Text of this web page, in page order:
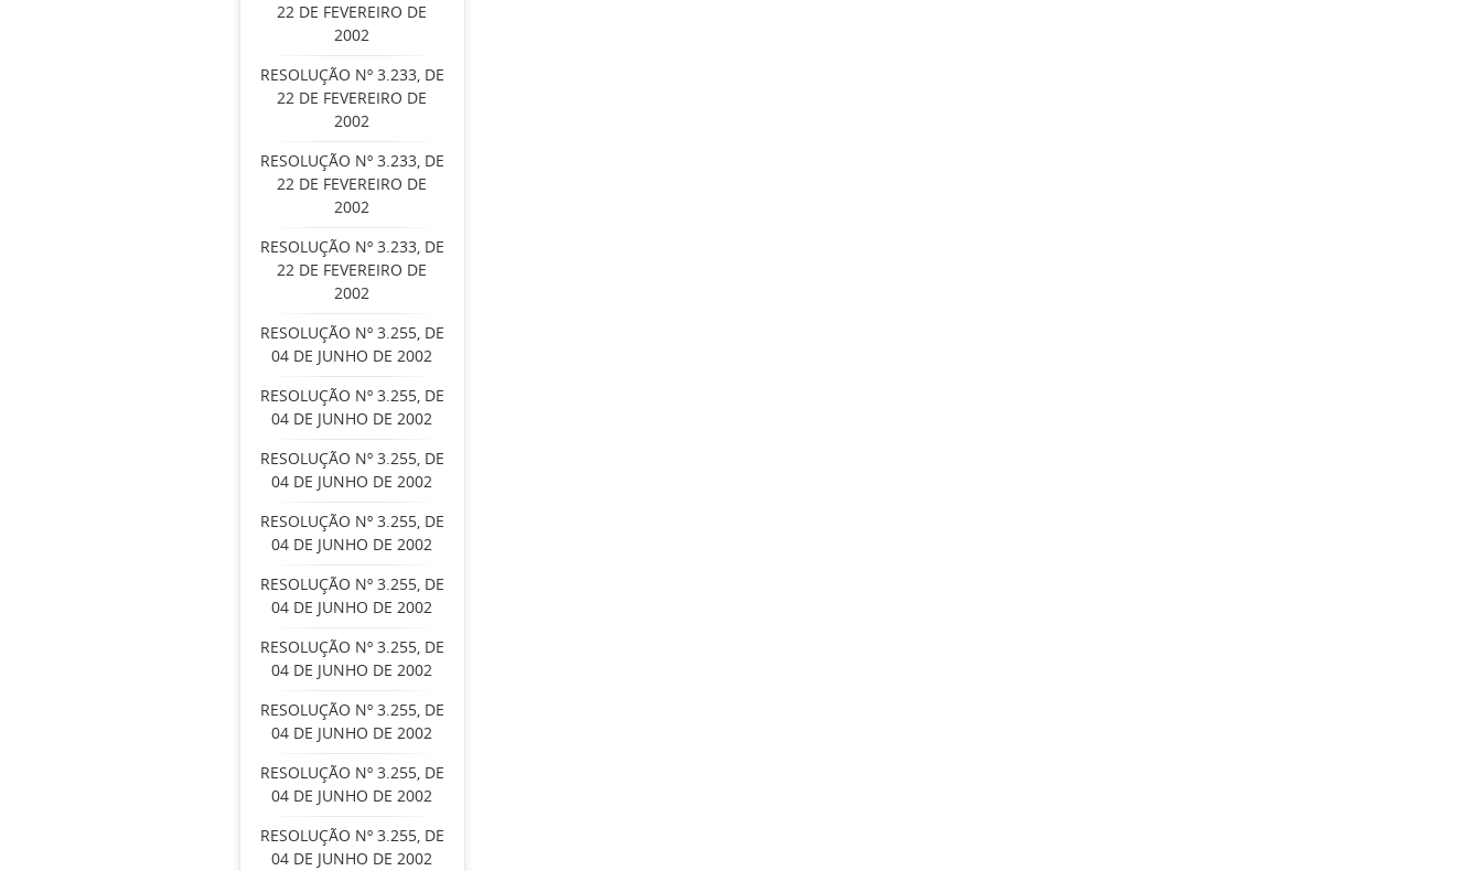
22 DE FEVEREIRO DE
2002
RESOLUÇÃO Nº 3.233, DE
22 DE FEVEREIRO DE
2002
RESOLUÇÃO Nº 3.233, DE
22 DE FEVEREIRO DE
2002
RESOLUÇÃO Nº 3.233, DE
22 DE FEVEREIRO DE
2002
RESOLUÇÃO Nº 3.255, DE
04 DE JUNHO DE 2002
RESOLUÇÃO Nº 3.255, DE
04 DE JUNHO DE 2002
RESOLUÇÃO Nº 3.255, DE
04 DE JUNHO DE 2002
RESOLUÇÃO Nº 3.255, DE
04 DE JUNHO DE 2002
RESOLUÇÃO Nº 3.255, DE
04 DE JUNHO DE 2002
RESOLUÇÃO Nº 3.255, DE
04 DE JUNHO DE 2002
RESOLUÇÃO Nº 3.255, DE
04 DE JUNHO DE 2002
RESOLUÇÃO Nº 3.255, DE
04 DE JUNHO DE 2002
RESOLUÇÃO Nº 3.255, DE
04 DE JUNHO DE 2002